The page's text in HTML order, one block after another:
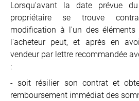
Lorsqu'avant la date prévue
propriétaire se trouve
modification à l'un des éléments
l'acheteur peut, et après en
vendeur par lettre recommandée
:
- soit résilier son contrat et
remboursement immédiat des